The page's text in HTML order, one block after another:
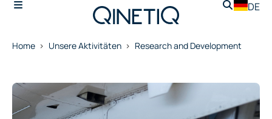
DE
Home Unsere Aktivitäten Research and Development